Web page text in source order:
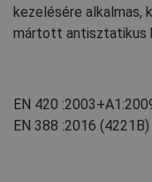
kezelésére
mártott antisztatikus
EN 420
EN 388 :2016 (4221B)